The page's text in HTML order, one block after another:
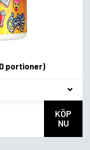
portioner)
KÖP
NU